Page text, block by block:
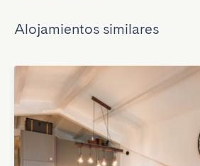
Alojamientos similares